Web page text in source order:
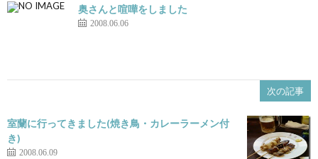
奥さんと喧嘩をしました
2008.06.06
次の記事
室蘭に行ってきました(焼き鳥・カレーラーメン付
き)
2008.06.09